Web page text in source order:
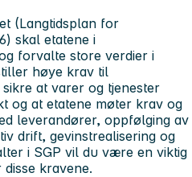
(Langtidsplan for
skal etatene i
forvalte store verdier i
høye krav til
at varer og tjenester
og at etatene møter krav og
leverandører, oppfølging av
drift, gevinstrealisering og
i SGP vil du være en viktig
kravene.